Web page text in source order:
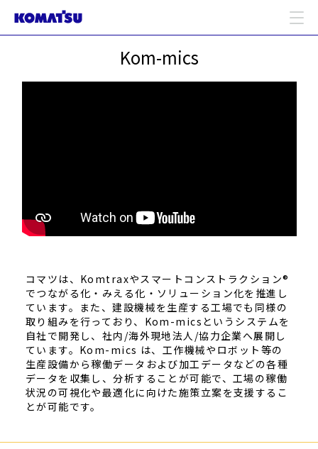
Kom-mics
コマツは、Komtraxやスマートコンストラクション®
でつながる化・みえる化・ソリューション化を推進し
ています。また、建設機械を生産する工場でも同様の
取り組みを行っており、Kom-micsというシステムを
自社で開発し、社内/海外現地法人/協力企業へ展開し
ています。Kom-mics は、工作機械やロボット等の
生産設備から稼働データおよび加工データなどの各種
データを収集し、分析することが可能で、工場の稼働
状況の可視化や最適化に向けた施策立案を支援するこ
とが可能です。